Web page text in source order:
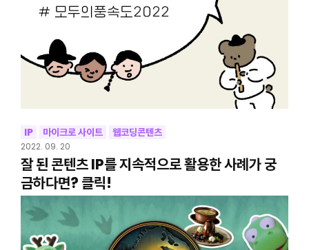
IP 마이크로 사이트 웹코딩콘텐츠
2022. 09. 20
잘 된 콘텐츠 IP를 지속적으로 활용한 사례가 궁
금하다면? 클릭!